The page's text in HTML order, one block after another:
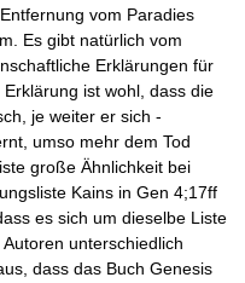
vom Paradies
Es gibt natürlich vom
Erklärungen für
ist wohl, dass die
je weiter er sich -
umso mehr dem Tod
große Ähnlichkeit bei
Kains in Gen 4;17ff
es sich um dieselbe Liste
unterschiedlich
dass das Buch Genesis